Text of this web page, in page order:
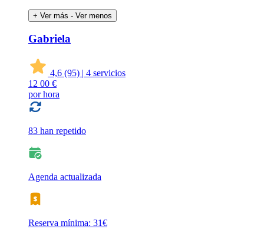
+ Ver más - Ver menos
Gabriela
4,6 (95) | 4 servicios
12 00 €
por hora
83 han repetido
Agenda actualizada
Reserva mínima: 31€